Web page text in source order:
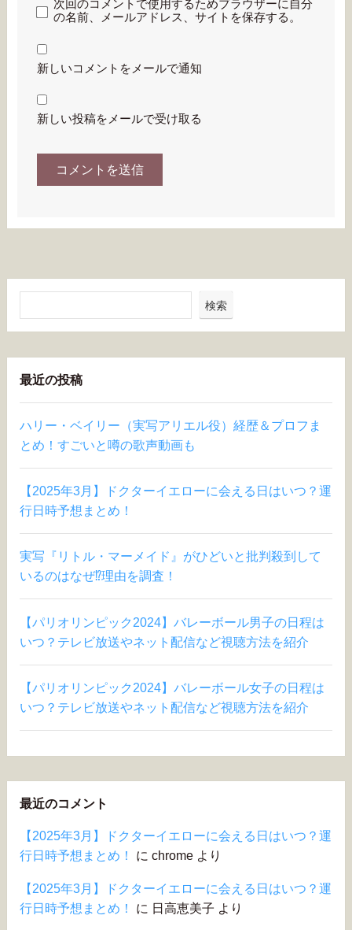
次回のコメントで使用するためブラウザーに自分
の名前、メールアドレス、サイトを保存する。
新しいコメントをメールで通知
新しい投稿をメールで受け取る
検索
最近の投稿
ハリー・ベイリー（実写アリエル役）経歴＆プロフま
とめ！すごいと噂の歌声動画も
【2025年3月】ドクターイエローに会える日はいつ？運
行日時予想まとめ！
実写『リトル・マーメイド』がひどいと批判殺到して
いるのはなぜ⁉︎理由を調査！
【パリオリンピック2024】バレーボール男子の日程は
いつ？テレビ放送やネット配信など視聴方法を紹介
【パリオリンピック2024】バレーボール女子の日程は
いつ？テレビ放送やネット配信など視聴方法を紹介
最近のコメント
【2025年3月】ドクターイエローに会える日はいつ？運
行日時予想まとめ！
に chromeより
【2025年3月】ドクターイエローに会える日はいつ？運
行日時予想まとめ！
に 日高恵美子 より